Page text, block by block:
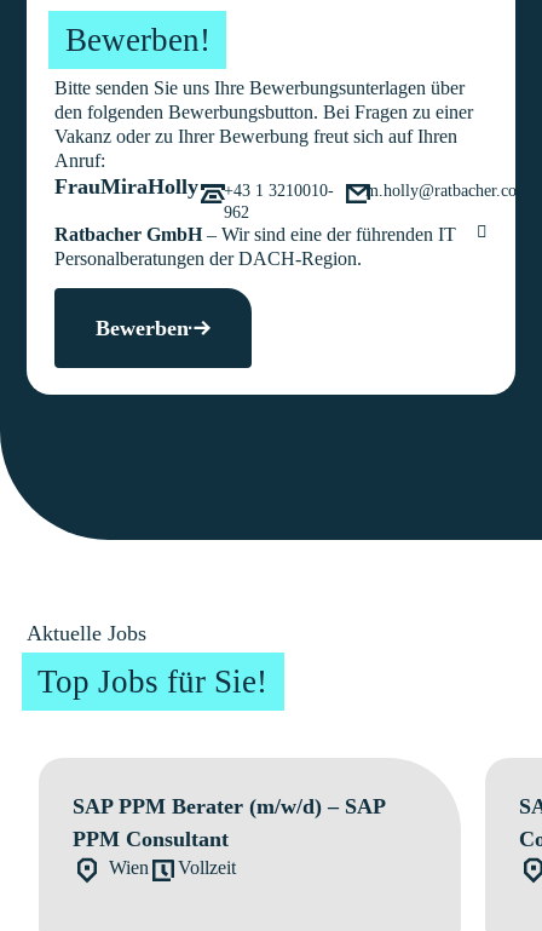
Bewerben!
Bitte senden Sie uns Ihre Bewerbungsunterlagen über
den folgenden Bewerbungsbutton. Bei Fragen zu einer
Vakanz oder zu Ihrer Bewerbung freut sich auf Ihren
Anruf:
FrauMiraHolly
+43 1 3210010-
962
m.holly@ratbacher.com
Ratbacher GmbH– Wir sind eine der führenden IT
Personalberatungen der DACH-Region.
Bewerben
Aktuelle Jobs
Top Jobs für Sie!
SAP PPM Berater (m/w/d) – SAP
PPM Consultant
Wien Vollzeit